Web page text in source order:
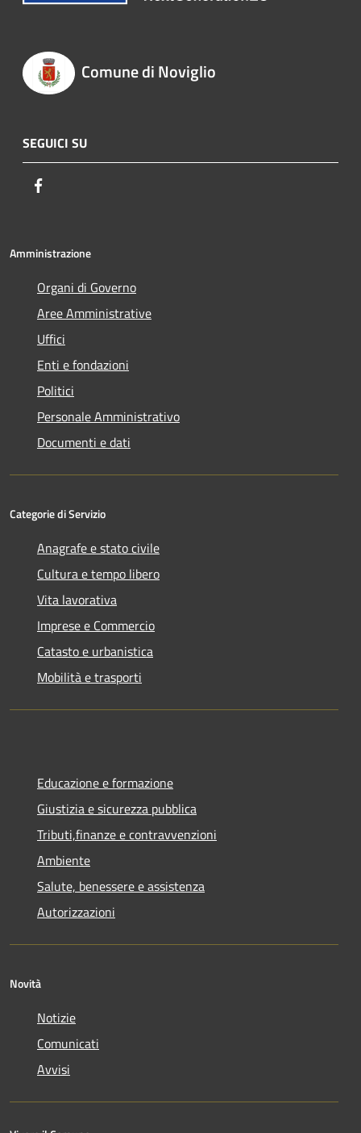
Comune di Noviglio
SEGUICI SU
Amministrazione
Organi di Governo
Aree Amministrative
Uffici
Enti e fondazioni
Politici
Personale Amministrativo
Documenti e dati
Categorie di Servizio
Anagrafe e stato civile
Cultura e tempo libero
Vita lavorativa
Imprese e Commercio
Catasto e urbanistica
Mobilità e trasporti
Educazione e formazione
Giustizia e sicurezza pubblica
Tributi,finanze e contravvenzioni
Ambiente
Salute, benessere e assistenza
Autorizzazioni
Novità
Notizie
Comunicati
Avvisi